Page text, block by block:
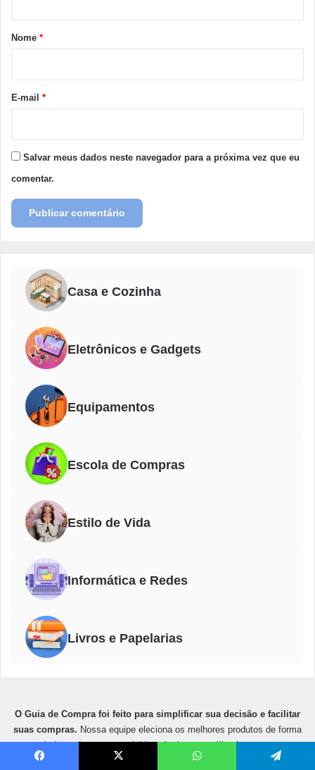
r
*
Nome *
E-mail *
Salvar meus dados neste navegador para a próxima vez que eu
comentar.
Casa e Cozinha
Eletrônicos e Gadgets
Equipamentos
Escola de Compras
Estilo de Vida
Informática e Redes
Livros e Papelarias
O Guia de Compra foi feito para simplificar sua decisão e facilitar
suas compras. Nossa equipe eleciona os melhores produtos de forma
independente, com critérios técnicos e análise honesta.